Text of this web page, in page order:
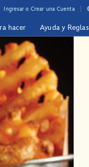
Ingresar o Crear una Cuenta
hacer Ayuda y Reglas